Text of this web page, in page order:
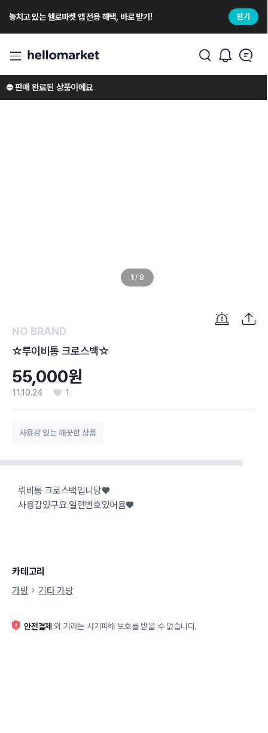
놓치고 있는 헬로마켓 앱 전용 해택, 바로 받기! 받기
1 / 8
⛔️ 판매 완료된 상품이에요
NO BRAND
☆루이비통 크로스백☆
55,000원
11.10.24 1
사용감 있는 깨끗한 상품
뤼비통 크로스백입니당♥
사용감있구요 일련번호있어욤♥
카테고리
가방
기타 가방
안전결제 외 거래는 사기피해 보호를 받을 수 없습니다.